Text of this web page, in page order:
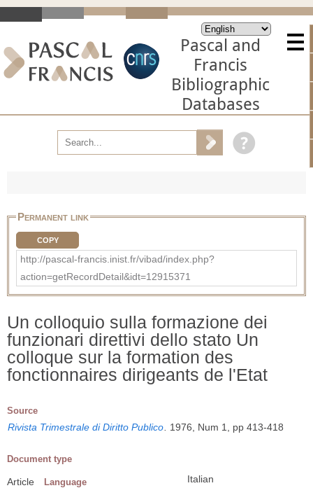
Pascal and
Francis
Bibliographic
Databases
Permanent link
COPY
http://pascal-francis.inist.fr/vibad/index.php?
action=getRecordDetail&idt=12915371
Un colloquio sulla formazione dei
funzionari direttivi dello stato Un
colloque sur la formation des
fonctionnaires dirigeants de l'Etat
Source
Rivista Trimestrale di Diritto Publico 1976, Num 1, pp 413-418
Document type
Article Language Italian